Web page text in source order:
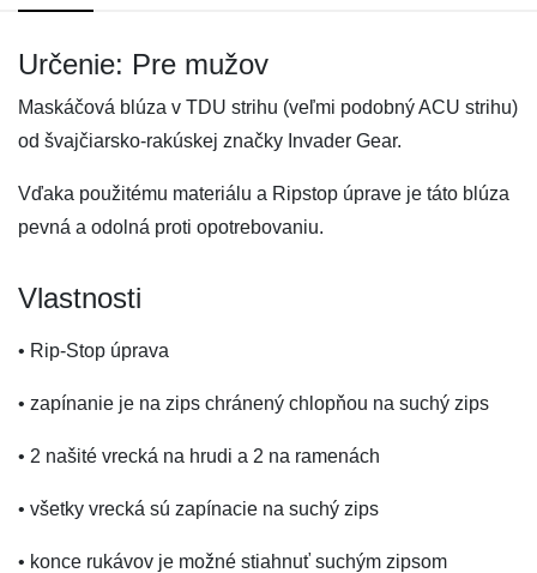
Určenie: Pre mužov
Maskáčová blúza v TDU strihu (veľmi podobný ACU strihu)
od švajčiarsko-rakúskej značky Invader Gear.
Vďaka použitému materiálu a Ripstop úprave je táto blúza
pevná a odolná proti opotrebovaniu.
Vlastnosti
• Rip-Stop úprava
• zapínanie je na zips chránený chlopňou na suchý zips
• 2 našité vrecká na hrudi a 2 na ramenách
• všetky vrecká sú zapínacie na suchý zips
• konce rukávov je možné stiahnuť suchým zipsom